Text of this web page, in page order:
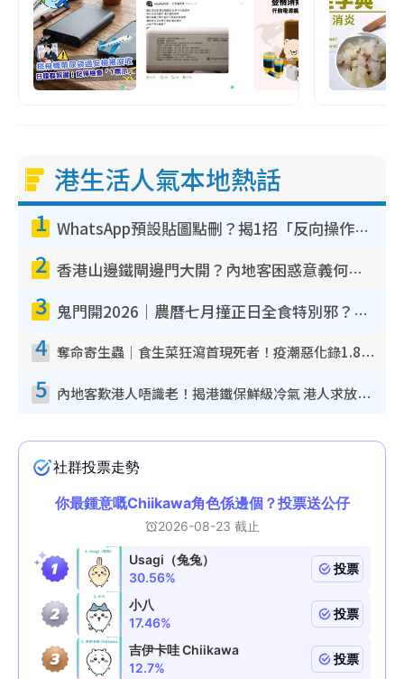
港生活人氣本地熱話
1 WhatsApp預設貼圖點刪？揭1招「反向操作」還原簡潔介面 附3步實測教學
2 香港山邊鐵閘邊門大開？內地客困惑意義何在！網民神回覆：呢種叫法理性防禦
3 鬼門開2026｜農曆七月撞正日全食特別邪？專家警告切忌做一事！揭4大禁忌+2招保平安
4 奪命寄生蟲｜食生菜狂瀉首現死者！疫潮惡化錄1.8萬宗病例 揭洗菜3大謬誤
5 內地客歎港人唔識老！揭港鐵保鮮級冷氣 港人求放過：咪投訴